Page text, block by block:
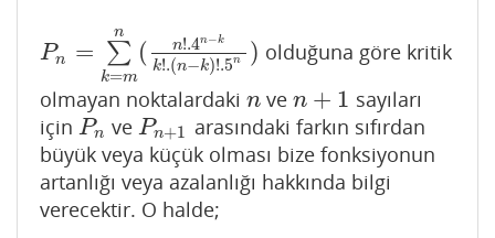
Pn = ∑
k=m
n
( n!.4n−k
k!.(n−k)!.5n )
Pn ∑k mn ( n!.4n−kk!.(n − k)!.5n)
olduğuna göre kritik
olmayan noktalardaki n
nve n + 1
n+1
sayıları
için Pn
Pn ve Pn+1
Pn+1 arasındaki farkın sıfırdan
büyük veya küçük olması bize fonksiyonun
artanlığı veya azalanlığı hakkında bilgi
verecektir. O halde;